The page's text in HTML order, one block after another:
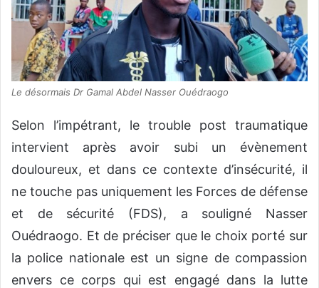
Le désormais Dr Gamal Abdel Nasser Ouédraogo
Selon l’impétrant, le trouble post traumatique
intervient après avoir subi un évènement
douloureux, et dans ce contexte d’insécurité, il
ne touche pas uniquement les Forces de défense
et de sécurité (FDS), a souligné Nasser
Ouédraogo. Et de préciser que le choix porté sur
la police nationale est un signe de compassion
envers ce corps qui est engagé dans la lutte